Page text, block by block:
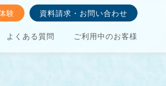
よくある質問 ご利用中のお客様
験 資料請求・お問い合わせ